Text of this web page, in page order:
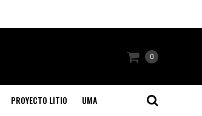
0
PROYECTO LITIO UMA